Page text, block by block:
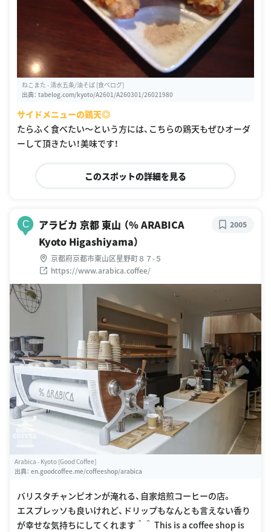
ねこまた - 清水五条/油そば [食べログ]
出典： tabelog.com/kyoto/A2601/A260301/26021980
サイドメニューの鶏天◎
たらふく食べたい〜という方には、こちらの鶏天もぜひオーダ
ーして頂きたい！美味です！
このスポットの詳細を見る
C
アラビカ 京都 東山 （% ARABICA
Kyoto Higashiyama）
京都府京都市東山区星野町８７-５
https://www.arabica.coffee/
2005
Arabica - Kyoto [Good Coffee]
出典： en.goodcoffee.me/coffeeshop/arabica
バリスタチャンピオンが淹れる、自家焙煎コーヒーの店。
エスプレッソも良いけれど、ドリップもなんとも言えない香り
が幸せな気持ちにしてくれます＾＾ This is a coffee shop is